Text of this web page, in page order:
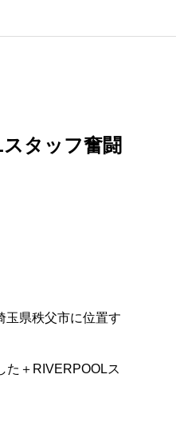
タッフ奮闘
玉県秩父市に位置す
た＋RIVERPOOLス